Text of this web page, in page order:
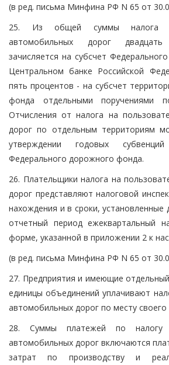
(в ред. письма Минфина РФ N 65 от
25. Из общей суммы налога
автомобильных дорог
зачисляется на субсчет
Центральном банке Российской
пять процентов - на субсчет
фонда отдельными поручениями
Отчисления от налога на
дорог по отдельным территориям
утверждении годовых
Федерального дорожного фонда.
26. Плательщики налога на
дорог представляют налоговой
нахождения и в сроки, установленные
отчетный период ежеквартальный
форме, указанной в приложении 2 к
(в ред. письма Минфина РФ N 65 от
27. Предприятия и имеющие
единицы объединений уплачивают
автомобильных дорог по месту
28. Суммы платежей по налогу
автомобильных дорог включаются
затрат по производству и